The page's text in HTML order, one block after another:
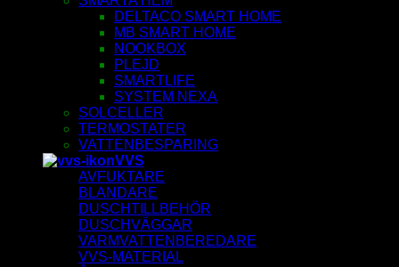
DELTACO SMART HOME
MB SMART HOME
NOOKBOX
PLEJD
SMARTLIFE
SYSTEM NEXA
SOLCELLER
TERMOSTATER
VATTENBESPARING
VVS
AVFUKTARE
BLANDARE
DUSCHTILLBEHÖR
DUSCHVÄGGAR
VARMVATTENBEREDARE
VVS-MATERIAL